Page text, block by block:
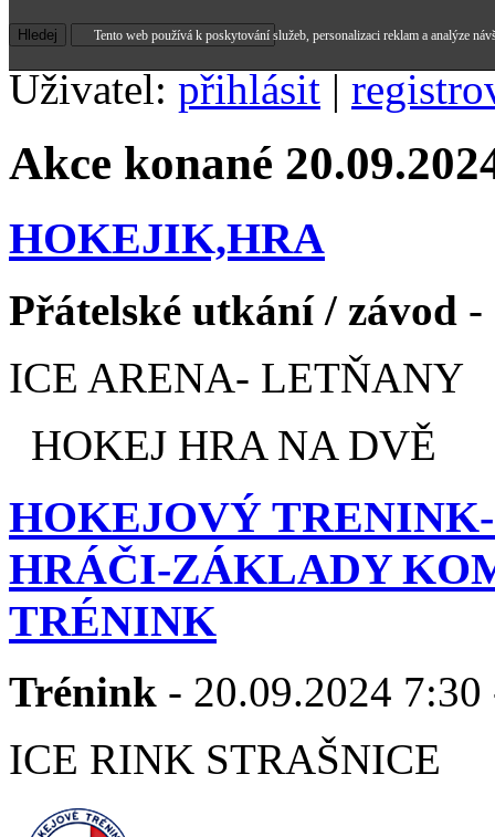
Uživatel: přihlásit |
Akce konané
HOKEJIK,HRA
Přátelské utkání / závod -
ICE ARENA- LETŇANY
HOKEJ HRA NA DVĚ
HOKEJOVÝ
HRÁČI-ZÁKLADY
TRÉNINK
Trénink - 20.09.2024 7:30
ICE RINK STRAŠNICE
Tento web používá k poskytování služeb, personalizaci reklam a analýze